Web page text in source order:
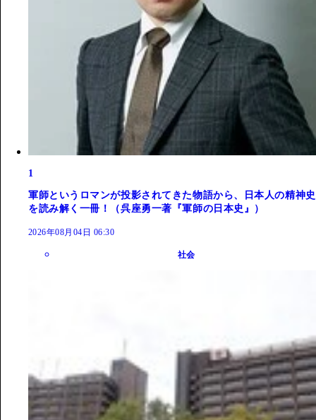
1
軍師というロマンが投影されてきた物語から、日本人の精神史
を読み解く一冊！（呉座勇一著『軍師の日本史』）
2026年08月04日 06:30
社会